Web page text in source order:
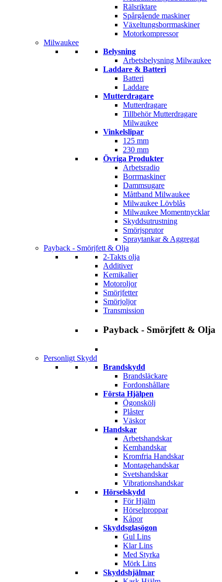
Rälsriktare
Spårgående maskiner
Växeltungsborrmaskiner
Motorkompressor
Milwaukee
Belysning
Arbetsbelysning Milwaukee
Laddare & Batteri
Batteri
Laddare
Mutterdragare
Mutterdragare
Tillbehör Mutterdragare
Milwaukee
Vinkelslipar
125 mm
230 mm
Övriga Produkter
Arbetsradio
Borrmaskiner
Dammsugare
Måttband Milwaukee
Milwaukee Lövblås
Milwaukee Momentnycklar
Skyddsutrustning
Smörjsprutor
Spraytankar & Aggregat
Payback - Smörjfett & Olja
2-Takts olja
Additiver
Kemikalier
Motoroljor
Smörjfetter
Smörjoljor
Transmission
Payback - Smörjfett & Olja
Personligt Skydd
Brandskydd
Brandsläckare
Fordonshållare
Första Hjälpen
Ögonskölj
Plåster
Väskor
Handskar
Arbetshandskar
Kemhandskar
Kromfria Handskar
Montagehandskar
Svetshandskar
Vibrationshandskar
Hörselskydd
För Hjälm
Hörselproppar
Kåpor
Skyddsglasögon
Gul Lins
Klar Lins
Med Styrka
Mörk Lins
Skyddshjälmar